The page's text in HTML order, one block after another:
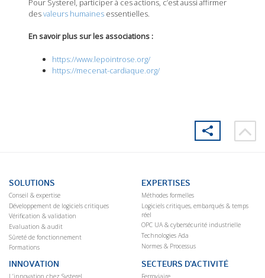
Pour Systerel, participer à ces actions, c’est aussi affirmer
desvaleurs humaines essentielles.
En savoir plus sur les associations :
https://www.lepointrose.org/
https://mecenat-cardiaque.org/
SOLUTIONS
Conseil & expertise
Développement de logiciels critiques
Vérification & validation
Evaluation & audit
Sûreté de fonctionnement
Formations
EXPERTISES
Méthodes formelles
Logiciels critiques, embarqués & temps
réel
OPC UA & cybersécurité industrielle
Technologies Ada
Normes & Processus
INNOVATION
L’innovation chez Systerel
SECTEURS D’ACTIVITÉ
Ferroviaire